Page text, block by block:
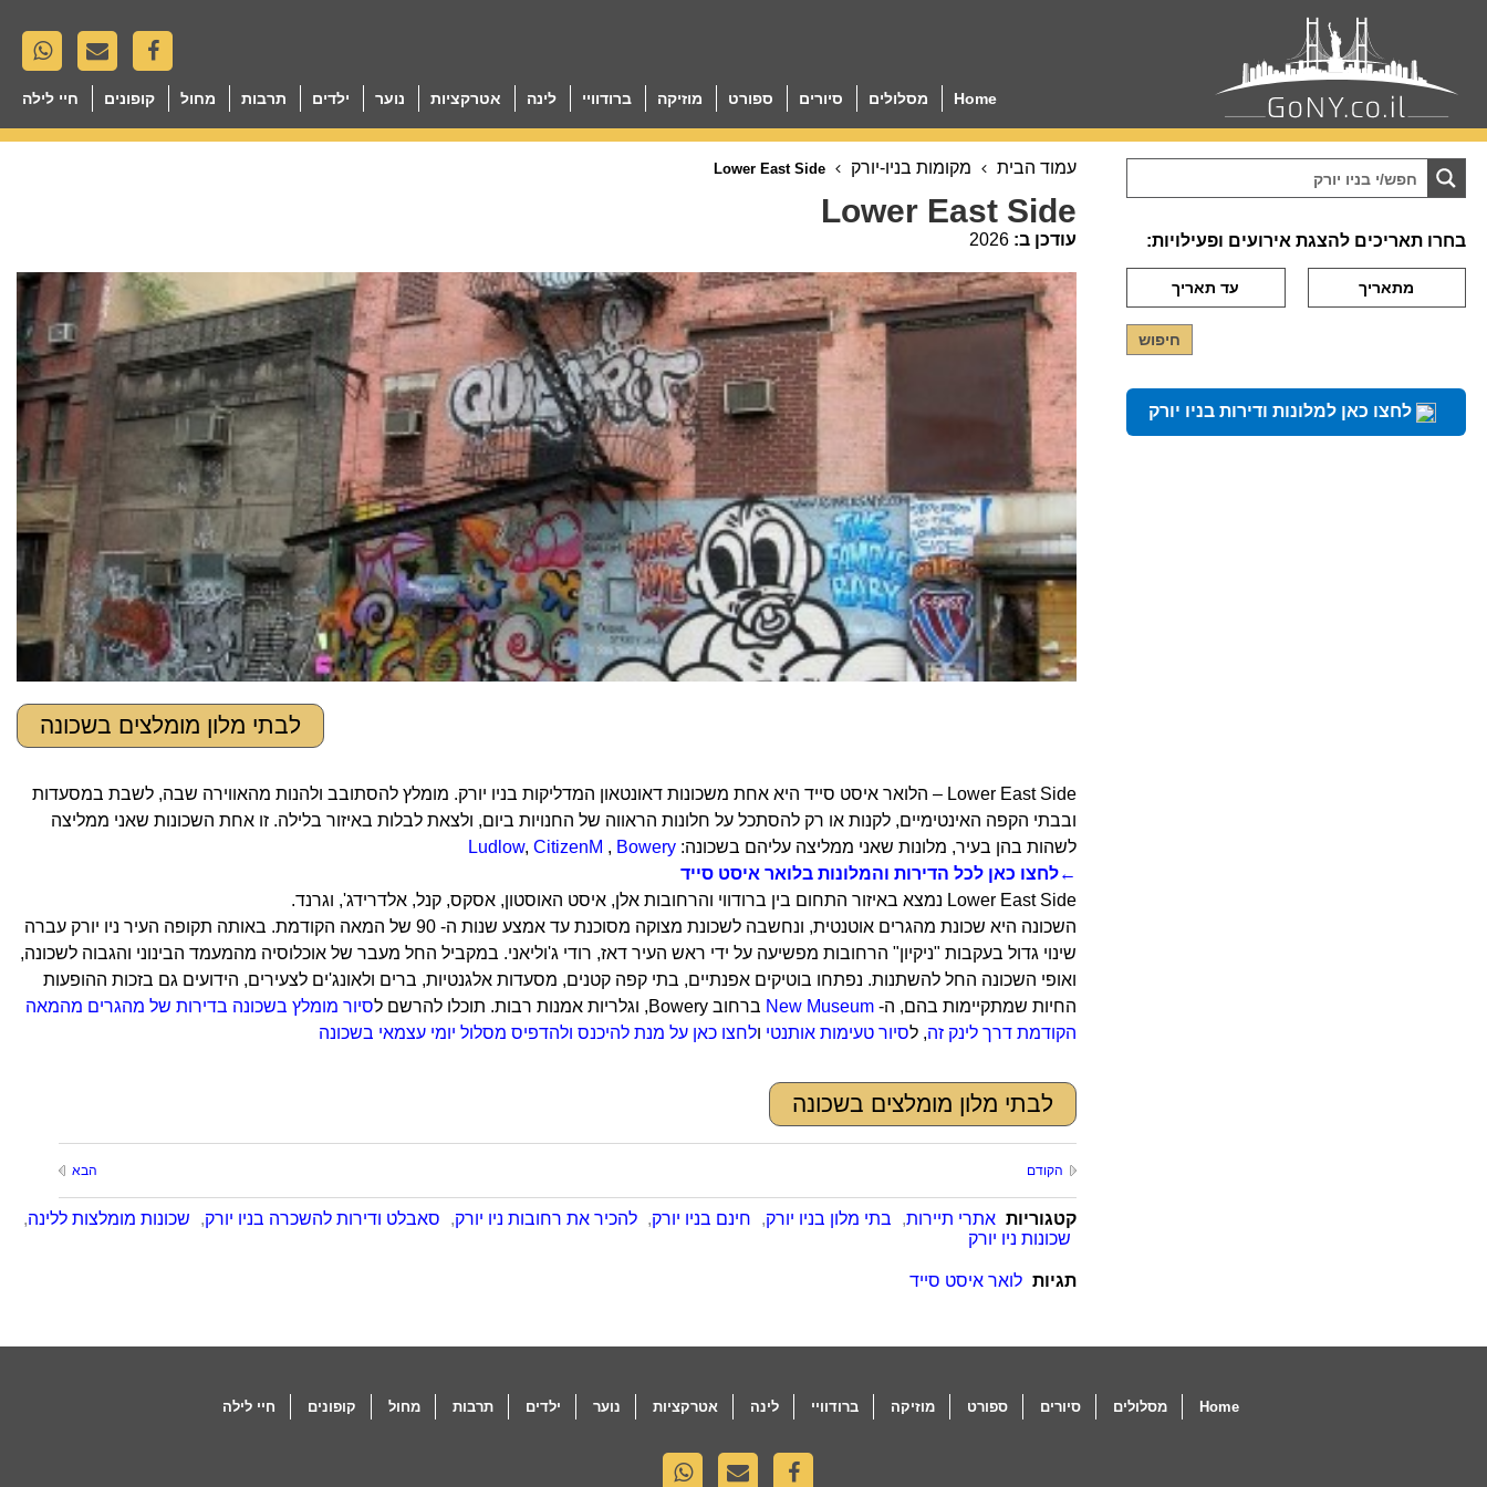
Home מסלולים סיורים ספורט מוזיקה ברודוויי לינה אטרקציות נוער ילדים תרבות מחול קופונים חיי לילה
עמוד הבית מקומות בניו-יורק
Lower East Side
עודכן ב: 2026
לבתי מלון מומלצים בשכונה
Lower East Side – הלואר איסט סייד היא אחת משכונות דאונטאון המדליקות בניו יורק. מומלץ להסתובב ולהנות מהאווירה שבה, לשבת במסעדות
ובבתי הקפה האינטימיים, לקנות או רק להסתכל על חלונות הראווה של החנויות ביום, ולצאת לבלות באיזור בלילה. זו אחת השכונות שאני ממליצה
לשהות בהן בעיר, מלונות שאני ממליצה עליהם בשכונה:
Ludlow,CitizenM , Bowery
←לחצו כאן לכל הדירות והמלונות בלואר איסט סייד
Lower East Side נמצא באיזור התחום בין ברודווי והרחובות אלן, איסט האוסטון, אסקס, קנל, אלדרידג', וגרנד.
השכונה היא שכונת מהגרים אוטנטית, ונחשבה לשכונת מצוקה מסוכנת עד אמצע שנות ה- 90 של המאה הקודמת. באותה תקופה העיר ניו יורק עברה
שינוי גדול בעקבות "ניקיון" הרחובות מפשיעה על ידי ראש העיר דאז, רודי ג'וליאני. במקביל החל מעבר של אוכלוסיה מהמעמד הבינוני והגבוה לשכונה,
ואופי השכונה החל להשתנות. נפתחו בוטיקים אפנתיים, בתי קפה קטנים, מסעדות אלגנטיות, ברים ולאונג'ים לצעירים, הידועים גם בזכות ההופעות
החיות שמתקיימות בהם, ה- New Museum ברחוב Bowery, וגלריות אמנות רבות. תוכלו להרשם ל
סיור מומלץ בשכונה בדירות של מהגרים מהמאה
הקודמת דרך לינק זה, לסיור טעימות אותנטי ולחצו כאן על מנת להיכנס ולהדפיס מסלול יומי עצמאי בשכונה
לבתי מלון מומלצים בשכונה
הקודם הבא
קטגוריות אתרי תיירות, בתי מלון בניו יורק, חינם בניו יורק, להכיר את רחובות ניו יורק, סאבלט ודירות להשכרה בניו יורק, שכונות מומלצות ללינה,
שכונות ניו יורק
תגיות לואר איסט סייד
בחרו תאריכים להצגת אירועים ופעילויות:
לחצו כאן למלונות ודירות בניו יורק
Home מסלולים סיורים ספורט מוזיקה ברודוויי לינה אטרקציות נוער ילדים תרבות מחול קופונים חיי לילה